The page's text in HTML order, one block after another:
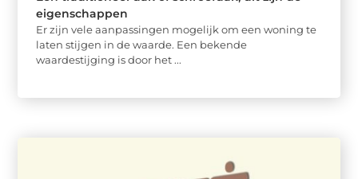
eigenschappen
Er zijn vele aanpassingen mogelijk om een woning te
laten stijgen in de waarde. Een bekende
waardestijging is door het ...